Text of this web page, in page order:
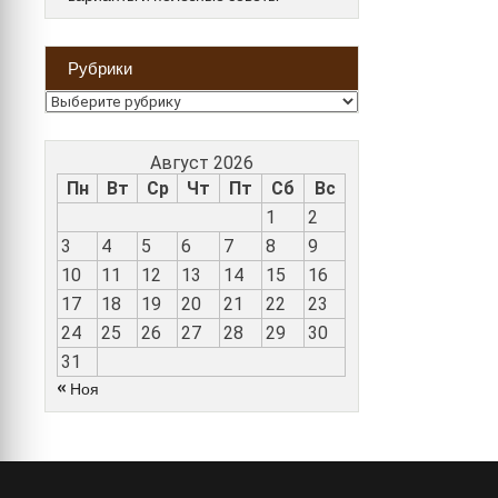
Рубрики
Рубрики
Август 2026
Пн
Вт Ср Чт Пт Сб
Вс
1
2
3
4 5 6 7 8
9
10
11 12 13 14 15
16
17
18 19 20 21 22
23
24
25 26 27 28 29
30
31
« Ноя